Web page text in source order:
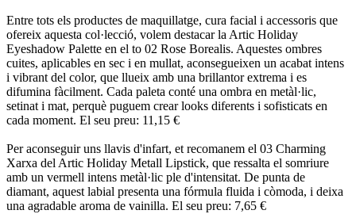
Entre tots els productes de maquillatge, cura facial i accessoris que
ofereix aquesta col·lecció, volem destacar la Artic Holiday
Eyeshadow Palette en el to 02 Rose Borealis. Aquestes ombres
cuites, aplicables en sec i en mullat, aconsegueixen un acabat intens
i vibrant del color, que llueix amb una brillantor extrema i es
difumina fàcilment. Cada paleta conté una ombra en metàl·lic,
setinat i mat, perquè puguem crear looks diferents i sofisticats en
cada moment. El seu preu: 11,15 €
Per aconseguir uns llavis d'infart, et recomanem el 03 Charming
Xarxa del Artic Holiday Metall Lipstick, que ressalta el somriure
amb un vermell intens metàl·lic ple d'intensitat. De punta de
diamant, aquest labial presenta una fórmula fluida i còmoda, i deixa
una agradable aroma de vainilla. El seu preu: 7,65 €